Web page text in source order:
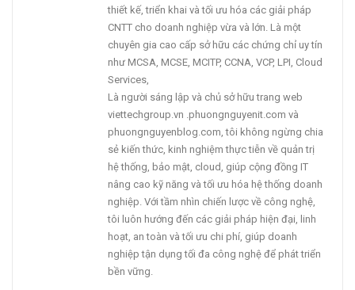
thiết kế, triển khai và tối ưu hóa các giải pháp
CNTT cho doanh nghiệp vừa và lớn. Là một
chuyên gia cao cấp sở hữu các chứng chỉ uy tín
như MCSA, MCSE, MCITP, CCNA, VCP, LPI, Cloud
Services,
Là người sáng lập và chủ sở hữu trang web
viettechgroup.vn .phuongnguyenit.com và
phuongnguyenblog.com, tôi không ngừng chia
sẻ kiến thức, kinh nghiệm thực tiễn về quản trị
hệ thống, bảo mật, cloud, giúp cộng đồng IT
nâng cao kỹ năng và tối ưu hóa hệ thống doanh
nghiệp. Với tầm nhìn chiến lược về công nghệ,
tôi luôn hướng đến các giải pháp hiện đại, linh
hoạt, an toàn và tối ưu chi phí, giúp doanh
nghiệp tận dụng tối đa công nghệ để phát triển
bền vững.